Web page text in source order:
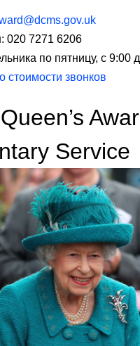
020 7271 6206
по пятницу, с 9:00
стоимости звонков
Service